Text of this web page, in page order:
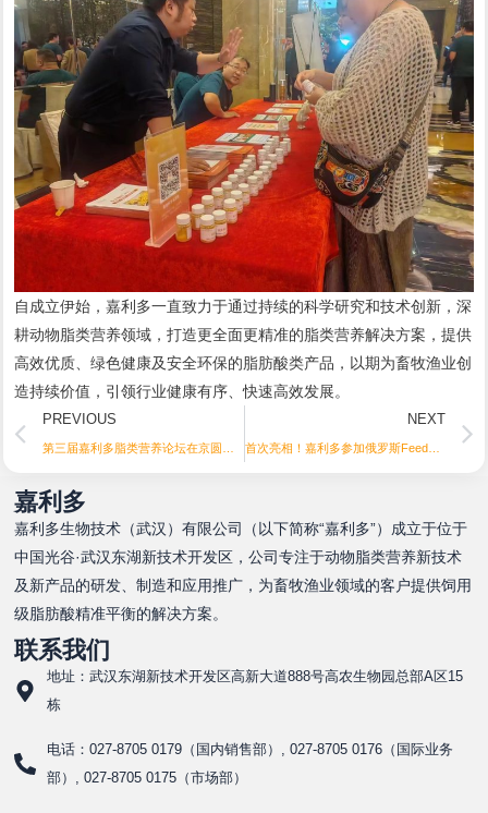
自成立伊始，嘉利多一直致力于通过持续的科学研究和技术创新，深
耕动物脂类营养领域，打造更全面更精准的脂类营养解决方案，提供
高效优质、绿色健康及安全环保的脂肪酸类产品，以期为畜牧渔业创
造持续价值，引领行业健康有序、快速高效发展。
Prev
PREVIOUS NEXT
首次亮相！嘉利多参加俄罗斯FeedVet Expo
嘉利多
嘉利多生物技术（武汉）有限公司（以下简称“嘉利多”）成立于位于
中国光谷·武汉东湖新技术开发区，公司专注于动物脂类营养新技术
及新产品的研发、制造和应用推广，为畜牧渔业领域的客户提供饲用
级脂肪酸精准平衡的解决方案。
联系我们
地址：武汉东湖新技术开发区高新大道888号高农生物园总部A区15
栋
电话：027-8705 0179（国内销售部）, 027-8705 0176（国际业务
部）, 027-8705 0175（市场部）